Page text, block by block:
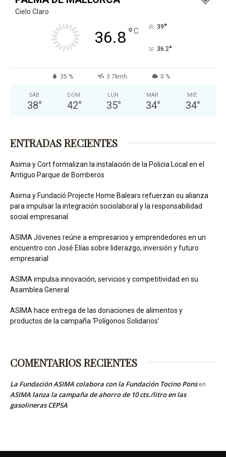
Cielo Claro
36.8°C 39°
36.2°
35 % 3.7kmh 0 %
SÁB
38°
DOM
42°
LUN
35°
MAR
34°
MIÉ
34°
ENTRADAS RECIENTES
Asima y Cort formalizan la instalación de la Policia Local en el
Antiguo Parque de Bomberos
Asima y Fundació Projecte Home Balears refuerzan su alianza
para impulsar la integración sociolaboral y la responsabilidad
social empresarial
ASIMA Jóvenes reúne a empresarios y emprendedores en un
encuentro con José Elías sobre liderazgo, inversión y futuro
empresarial
ASIMA impulsa innovación, servicios y competitividad en su
Asamblea General
ASIMA hace entrega de las donaciones de alimentos y
productos de la campaña ‘Polígonos Solidarios’
COMENTARIOS RECIENTES
La Fundación ASIMA colabora con la Fundación Tocino Ponsen
ASIMA lanza la campaña de ahorro de 10 cts./litro en las
gasolineras CEPSA